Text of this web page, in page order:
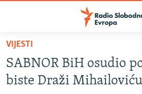
Pređite
glavni
sadržaj
BOSNA I HERCEGOVINA
VIJESTI
SABNOR BiH osudio
biste Draži